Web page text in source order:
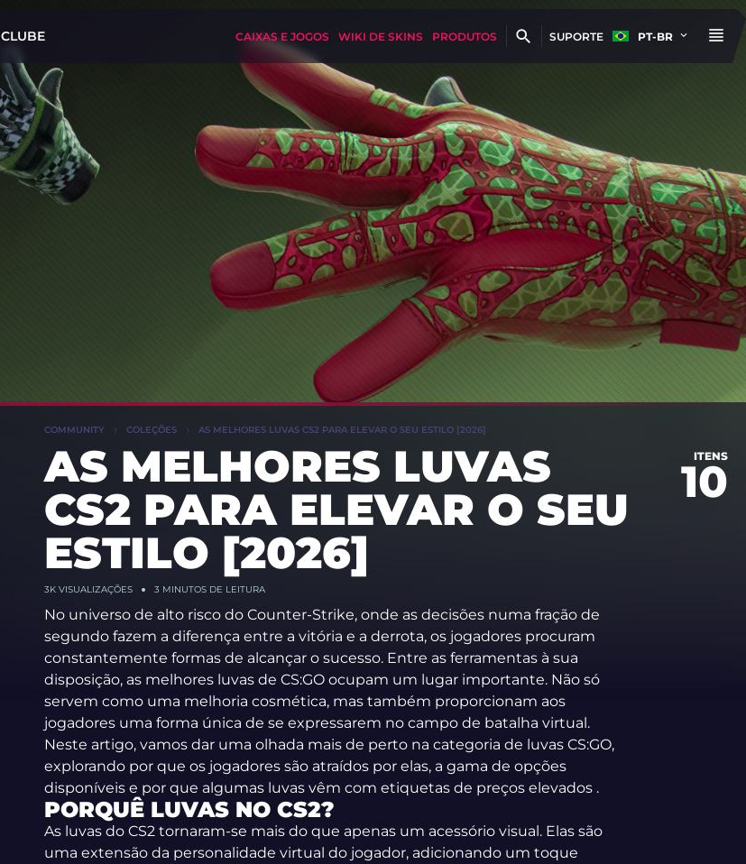
CLUBE CAIXAS E JOGOS WIKI DE SKINS PRODUTOS SUPORTE PT-BR
COMMUNITY COLEÇÕES AS MELHORES LUVAS CS2 PARA ELEVAR O SEU ESTILO [2026]
AS MELHORES LUVAS
CS2 PARA ELEVAR O SEU
ESTILO [2026]
ITENS
10
3KVISUALIZAÇÕES 3 MINUTOS DE LEITURA
No universo de alto risco do Counter-Strike, onde as decisões numa fração de
segundo fazem a diferença entre a vitória e a derrota, os jogadores procuram
constantemente formas de alcançar o sucesso. Entre as ferramentas à sua
disposição, as melhores luvas de CS:GO ocupam um lugar importante. Não só
servem como uma melhoria cosmética, mas também proporcionam aos
jogadores uma forma única de se expressarem no campo de batalha virtual.
Neste artigo, vamos dar uma olhada mais de perto na categoria de luvas CS:GO,
explorando por que os jogadores são atraídos por elas, a gama de opções
disponíveis e por que algumas luvas vêm com etiquetas de preços elevados .
PORQUÊ LUVAS NO CS2?
As luvas do CS2 tornaram-se mais do que apenas um acessório visual. Elas são
uma extensão da personalidade virtual do jogador, adicionando um toque